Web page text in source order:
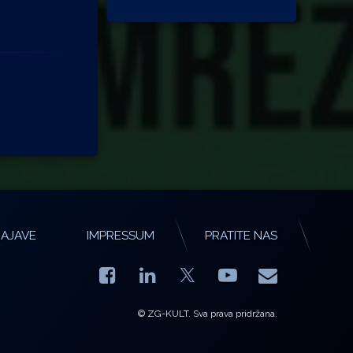
IMPRESSUM PRATITE NAS
Facebook
LinkedIn YouTube
E-mail
© ZG-KULT. Sva prava pridržana.